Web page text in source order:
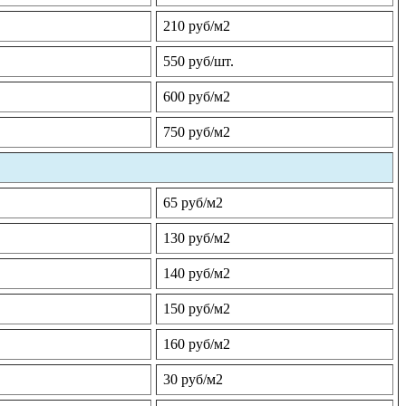
210 руб/м2
550 руб/шт.
600 руб/м2
750 руб/м2
65 руб/м2
130 руб/м2
140 руб/м2
150 руб/м2
160 руб/м2
30 руб/м2